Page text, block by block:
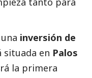
inversión de
situada en Palos
la primera